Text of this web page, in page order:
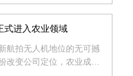
式进入农业领域
航拍无人机地位的无可撼
改变公司定位，农业成为